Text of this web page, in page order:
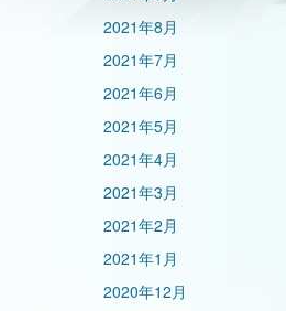
2021年8月
2021年7月
2021年6月
2021年5月
2021年4月
2021年3月
2021年2月
2021年1月
2020年12月